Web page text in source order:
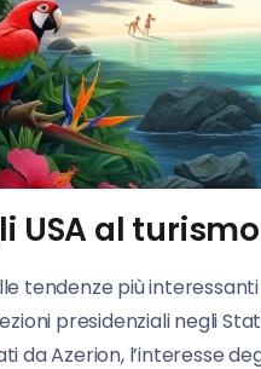
USA al
tendenze più
presidenziali negli
da Azerion, l’interesse